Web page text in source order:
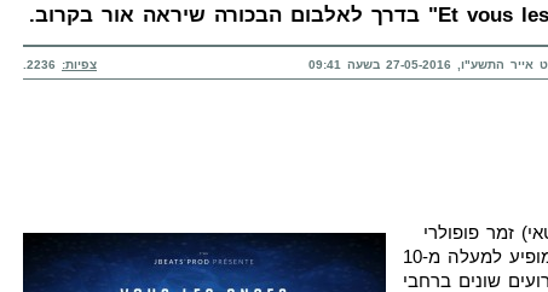
27-05-2016 בשעה 09:41 צפיות:
זמר פופולרי
המתגורר בפריס ומופיע למעלה מ-10
שונים ברחבי